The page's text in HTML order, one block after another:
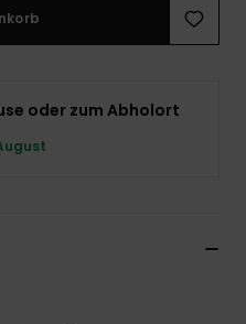
oder zum Abholort